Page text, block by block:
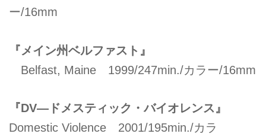
ー/16mm
『メイン州ベルファスト』
Belfast, Maine 1999/247min./カラー/16mm
『DV—ドメスティック・バイオレンス』
Domestic Violence 2001/195min./カラ